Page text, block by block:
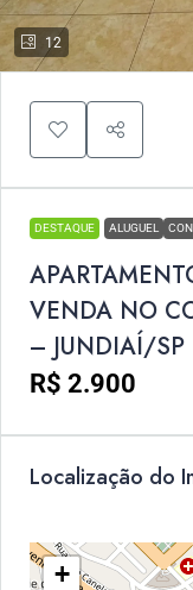
12
DESTAQUE ALUGUEL
VENDA NO
– JUNDIAÍ/SP
R$ 2.900
Localização do
+